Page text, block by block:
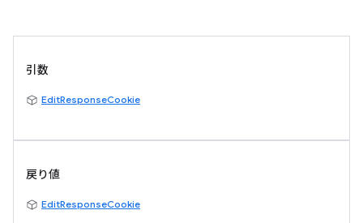
引数
EditResponseCookie
戻り値
EditResponseCookie